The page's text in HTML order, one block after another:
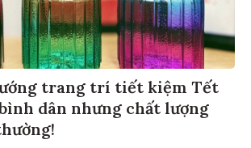
trang trí tiết kiệm Tết
dân nhưng chất lượng